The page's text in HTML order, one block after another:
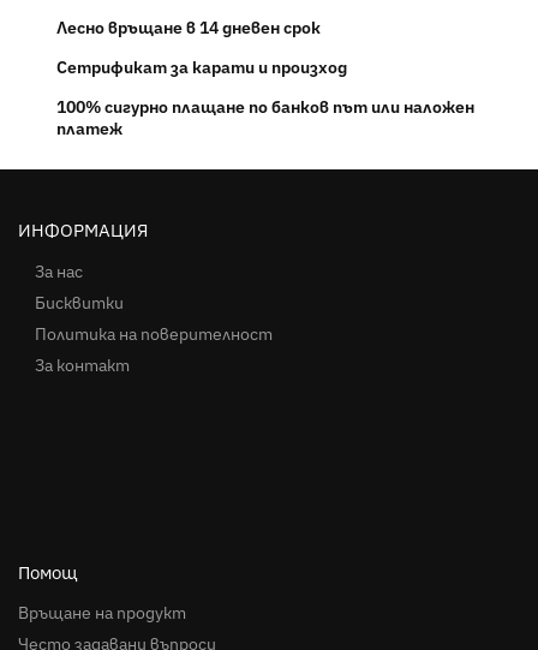
Лесно връщане в 14 дневен срок
Сетрификат за карати и произход
100% сигурно плащане по банков път или наложен
платеж
ИНФОРМАЦИЯ
За нас
Бисквитки
Политика на поверителност
За контакт
Помощ
Връщане на продукт
Често задавани въпроси